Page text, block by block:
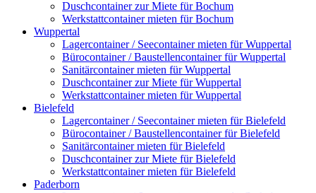
Duschcontainer zur Miete für Bochum
Werkstattcontainer mieten für Bochum
Wuppertal
Lagercontainer / Seecontainer mieten für Wuppertal
Bürocontainer / Baustellencontainer für Wuppertal
Sanitärcontainer mieten für Wuppertal
Duschcontainer zur Miete für Wuppertal
Werkstattcontainer mieten für Wuppertal
Bielefeld
Lagercontainer / Seecontainer mieten für Bielefeld
Bürocontainer / Baustellencontainer für Bielefeld
Sanitärcontainer mieten für Bielefeld
Duschcontainer zur Miete für Bielefeld
Werkstattcontainer mieten für Bielefeld
Paderborn